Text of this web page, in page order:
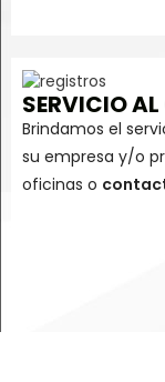
SERVICIO AL
Brindamos el
su empresa y/o
oficinas o